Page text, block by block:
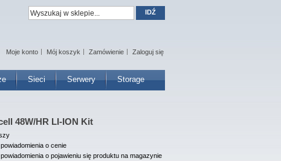
Sieci Serwery Storage
Moje konto Mój koszyk Zamówienie Zaloguj się
IDŹ
48W/HR LI-ION Kit
o cenie
o pojawieniu się produktu na magazynie